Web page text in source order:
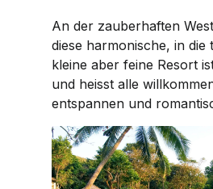
An der zauberhaften
diese harmonische, in
kleine aber feine Resort
und heisst alle
entspannen und